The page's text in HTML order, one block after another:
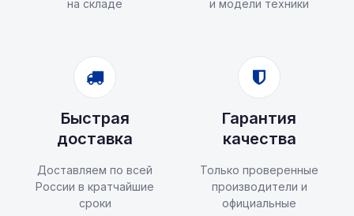
на складе
и модели техники
Быстрая
доставка
Доставляем по всей
России в кратчайшие
сроки
Гарантия
качества
Только проверенные
производители и
официальные